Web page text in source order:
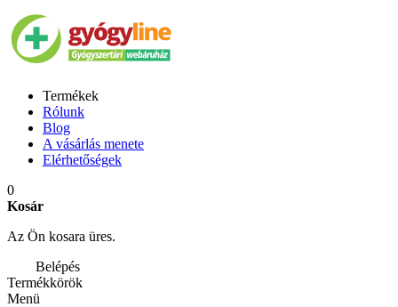
Termékek
Rólunk
Blog
A vásárlás menete
Elérhetőségek
0
Kosár
Az Ön kosara üres.
Belépés
Termékkörök
Menü